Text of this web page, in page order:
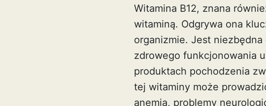
Witamina B12, znana
witaminą. Odgrywa ona
organizmie. Jest
zdrowego funkcjonowania
produktach pochodzenia
tej witaminy może
anemia, problemy